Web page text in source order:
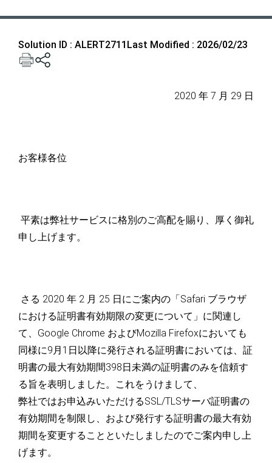
Solution ID : ALERT2711 Last Modified : 2026/02/23
2020 年 7 月 29 日
お客様各位
平素は弊社サービスに格別のご高配を賜り、厚く御礼
申し上げます。
さる 2020 年 2 月 25 日にご案内の「Safari ブラウザ
における証明書有効期限の変更について」に関連し
て、Google Chrome およびMozilla Firefoxにおいても
同様に9月1日以降に発行される証明書においては、証
明書の最大有効期間398日未満の証明書のみを信頼す
る旨を表明しました。これをうけまして、
弊社ではお申込みいただけるSSL/TLSサーバ証明書の
有効期間を制限し、および発行する証明書の最大有効
期間を変更することといたしましたのでご案内申し上
げます。